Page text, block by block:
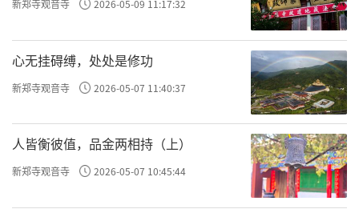
新郑寺观音寺 2026-05-09 11:17:32
心无挂碍缚，处处是修功
新郑寺观音寺 2026-05-07 11:40:37
人皆衡彼值，品金两相持（上）
新郑寺观音寺 2026-05-07 10:45:44